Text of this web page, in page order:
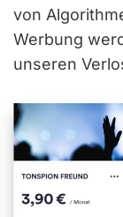
von
Werbung
unseren